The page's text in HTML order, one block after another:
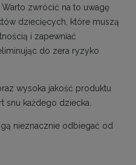
zwrócić na to uwagę
dziecięcych, które muszą
i zapewniać
do zera ryzyko
wysoka jakość produktu
snu każdego dziecka.
nieznacznie odbiegać od